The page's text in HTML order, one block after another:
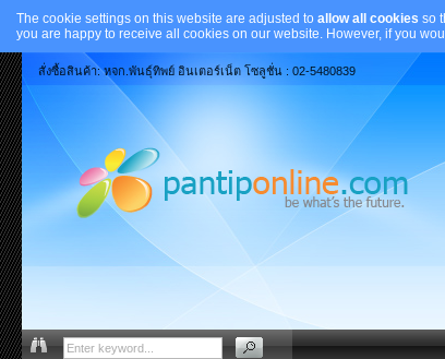
The cookie settings on this website are adjusted to allow all cookies so
you are happy to receive all cookies on our website. However, if you
สั่งซื้อสินค้า: หจก.พันธุ์ทิพย์ อินเตอร์เน็ต โซลูชั่น : 02-5480839